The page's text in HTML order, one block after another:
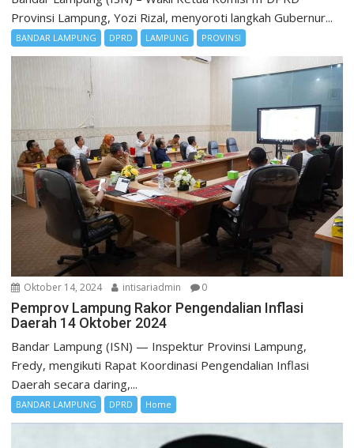
Provinsi Lampung, Yozi Rizal, menyoroti langkah Gubernur...
BANDAR LAMPUNG DPRD LAMPUNG PROVINSI
Oktober 14, 2024 intisariadmin 0
Pemprov Lampung Rakor Pengendalian Inflasi
Daerah 14 Oktober 2024
Bandar Lampung (ISN) — Inspektur Provinsi Lampung,
Fredy, mengikuti Rapat Koordinasi Pengendalian Inflasi
Daerah secara daring,...
BANDAR LAMPUNG DPRD Home